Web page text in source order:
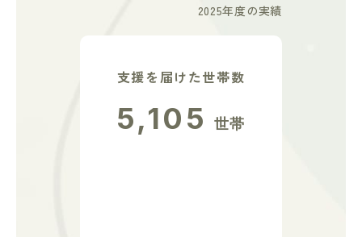
2025年度の実績
支援を届けた世帯数
5,105 世帯